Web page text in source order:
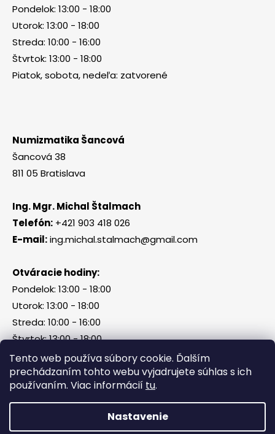
Tento web používa súbory cookie. Ďalším
prechádzaním tohto webu vyjadrujete súhlas s ich
používaním. Viac informácií tu.
Nastavenie
Pondelok: 13:00 - 18:00
Utorok: 13:00 - 18:00
Streda: 10:00 - 16:00
Štvrtok: 13:00 - 18:00
Piatok, sobota, nedeľa: zatvorené
Numizmatika Šancová
Šancová 38
811 05 Bratislava
Ing. Mgr. Michal Štalmach
Telefón: +421 903 418 026
E-mail:ing.michal.stalmach@gmail.com
Otváracie hodiny:
Pondelok: 13:00 - 18:00
Utorok: 13:00 - 18:00
Streda: 10:00 - 16:00
Štvrtok: 13:00 - 18:00
Piatok, sobota, nedeľa: zatvorené
Vytvoril Shoptet